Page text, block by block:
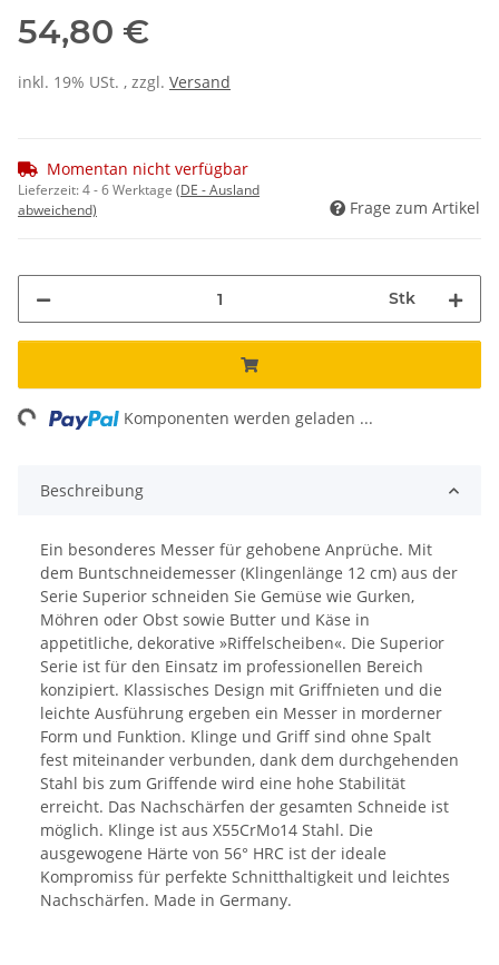
54,80 €
inkl. 19% USt. , zzgl. Versand
Momentan nicht verfügbar
Lieferzeit:4 - 6 Werktage (DE - Ausland
abweichend)
Frage zum Artikel
Stk
Komponenten werden geladen ...
Beschreibung
Ein besonderes Messer für gehobene Anprüche. Mit
dem Buntschneidemesser (Klingenlänge 12 cm) aus der
Serie Superior schneiden Sie Gemüse wie Gurken,
Möhren oder Obst sowie Butter und Käse in
appetitliche, dekorative »Riffelscheiben«. Die Superior
Serie ist für den Einsatz im professionellen Bereich
konzipiert. Klassisches Design mit Griffnieten und die
leichte Ausführung ergeben ein Messer in morderner
Form und Funktion. Klinge und Griff sind ohne Spalt
fest miteinander verbunden, dank dem durchgehenden
Stahl bis zum Griffende wird eine hohe Stabilität
erreicht. Das Nachschärfen der gesamten Schneide ist
möglich. Klinge ist aus X55CrMo14 Stahl. Die
ausgewogene Härte von 56° HRC ist der ideale
Kompromiss für perfekte Schnitthaltigkeit und leichtes
Nachschärfen. Made in Germany.